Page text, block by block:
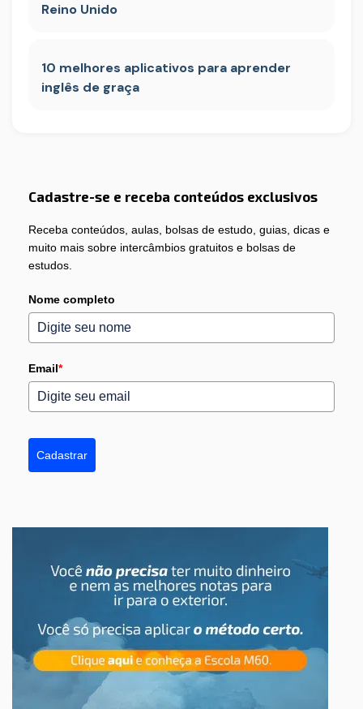
Reino Unido
10 melhores aplicativos para aprender
inglês de graça
Cadastre-se e receba conteúdos exclusivos
Receba conteúdos, aulas, bolsas de estudo, guias, dicas e
muito mais sobre intercâmbios gratuitos e bolsas de
estudos.
Nome completo
Email*
Cadastrar